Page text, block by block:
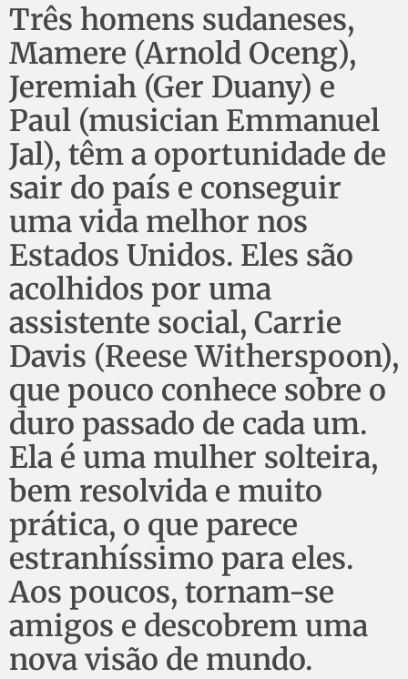
Três homens sudaneses,
Mamere (Arnold Oceng),
Jeremiah (Ger Duany) e
Paul (musician Emmanuel
Jal), têm a oportunidade de
sair do país e conseguir
uma vida melhor nos
Estados Unidos. Eles são
acolhidos por uma
assistente social, Carrie
Davis (Reese Witherspoon),
que pouco conhece sobre o
duro passado de cada um.
Ela é uma mulher solteira,
bem resolvida e muito
prática, o que parece
estranhíssimo para eles.
Aos poucos, tornam-se
amigos e descobrem uma
nova visão de mundo.